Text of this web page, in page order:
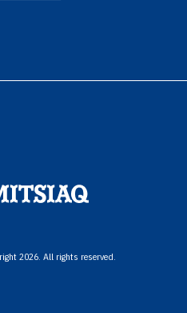
2026. All rights reserved.